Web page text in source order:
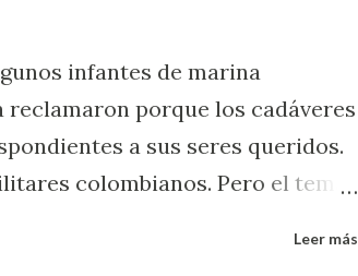
infantes de marina
porque los cadáveres
a sus seres queridos.
colombianos. Pero el tema
Leer más